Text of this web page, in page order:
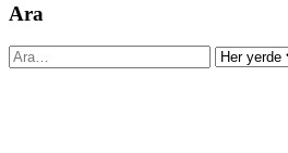
Ara